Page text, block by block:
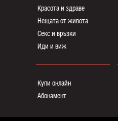
Красота и здраве
Нещата от живота
Секс и връзки
Иди и виж
Купи онлайн
Абонамент